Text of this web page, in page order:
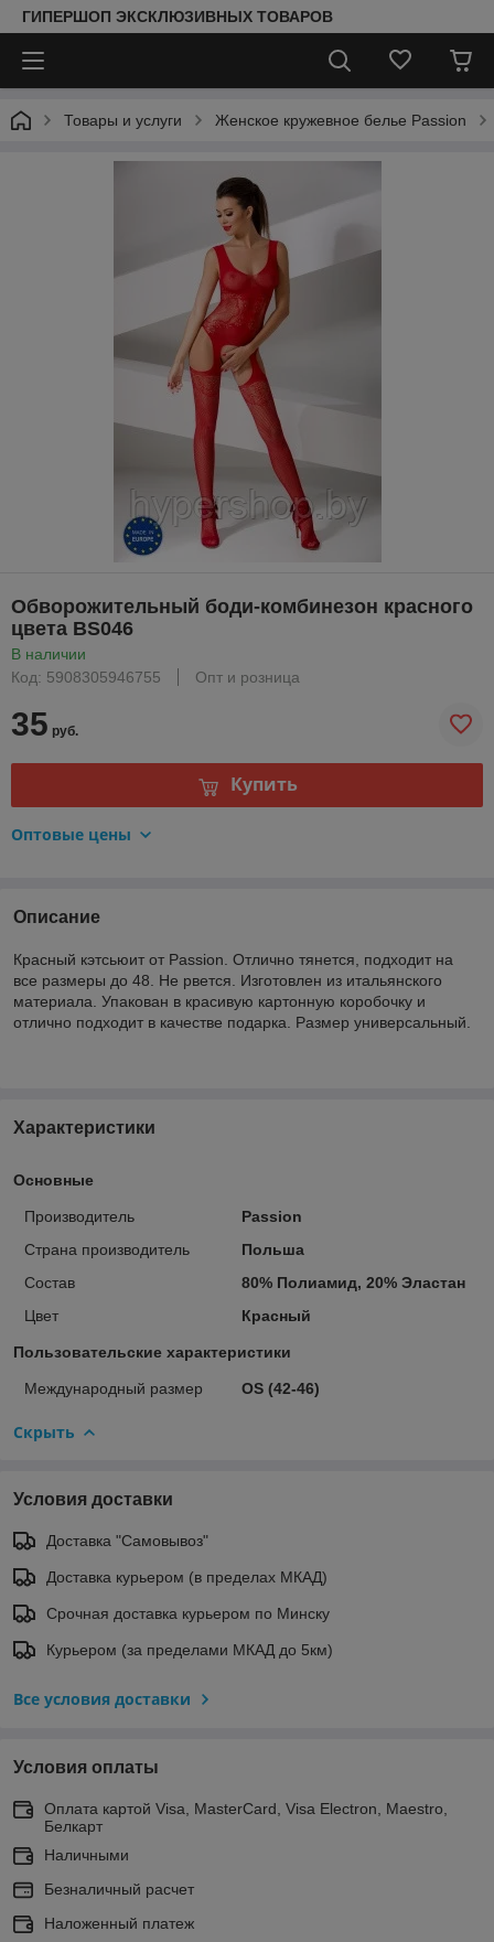
ГИПЕРШОП ЭКСКЛЮЗИВНЫХ ТОВАРОВ
Товары и услуги Женское кружевное белье Passion
Обворожительный боди-комбинезон красного
цвета BS046
В наличии
Код: 5908305946755
Опт и розница
35 руб.
Купить
Оптовые цены
Описание
Красный кэтcьюит от Passion. Отлично тянется, подходит на
все размеры до 48. Не рвется. Изготовлен из итальянского
материала. Упакован в красивую картонную коробочку и
отлично подходит в качестве подарка. Размер универсальный.
Характеристики
Основные
Производитель
Passion
Страна производитель
Польша
Состав
80% Полиамид, 20% Эластан
Цвет
Красный
Пользовательские характеристики
Международный размер OS (42-46)
Скрыть
Условия доставки
Доставка "Самовывоз"
Доставка курьером (в пределах МКАД)
Срочная доставка курьером по Минску
Курьером (за пределами МКАД до 5км)
Все условия доставки
Условия оплаты
Оплата картой Visa, MasterCard, Visa Electron, Maestro,
Белкарт
Наличными
Безналичный расчет
Наложенный платеж